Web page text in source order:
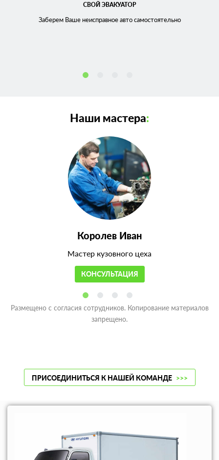
СВОЙ ЭВАКУАТОР
Заберем Ваше неисправноеавто самостоятельно
Наши мастера:
Королев Иван
Мастер кузовного цеха
КОНСУЛЬТАЦИЯ
Размещено с согласия сотрудников. Копирование материалов
запрещено.
ПРИСОЕДИНИТЬСЯ К НАШЕЙ КОМАНДЕ >>>